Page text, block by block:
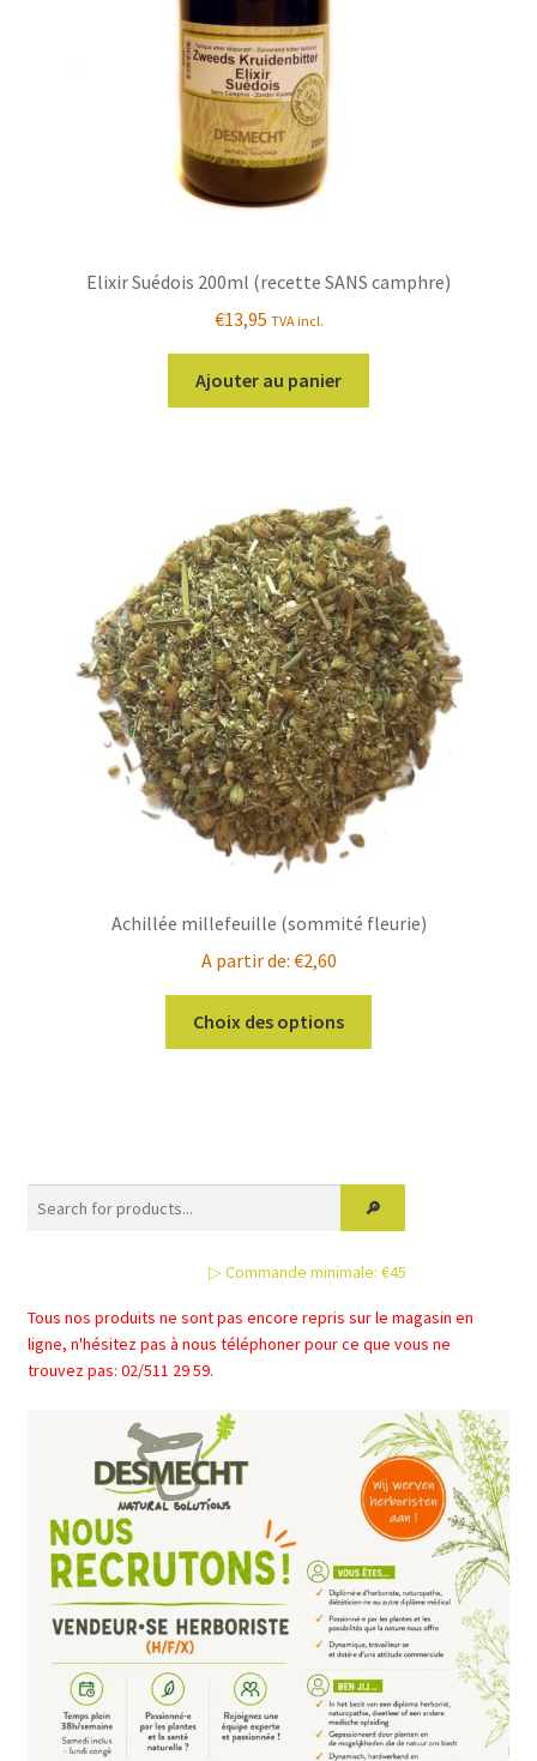
Elixir Suédois 200ml (recette SANS camphre)
€13,95 TVA incl.
Ajouter au panier
Achillée millefeuille (sommité fleurie)
A partir de: €2,60
Choix des options
options
peuvent
choisies
sur
la
produit
▷ Commande minimale: €45
Tous nos produits ne sont pas encore repris sur le magasin en
ligne, n'hésitez pas à nous téléphoner pour ce que vous ne
trouvez pas: 02/511 29 59.